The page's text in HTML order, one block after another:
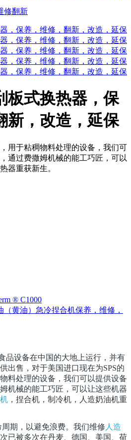
修翻新
板式换热器，保
新，改造，延保
用于粘稠物料处理的设备，我们可
通过费撒姆机械的能工巧匠，可以
器重获新生。
® C1000
黄油）急冷捏合机保养，维修，
品设备在中国的大地上运行，并有
出售，对于美国进口现在为SPS的
料处理的设备，我们可以提供设备
机械的能工巧匠，可以让这些机器
，捏合机，制冷机，人造奶油机重
期，以避免浪费。我们维修 人造
已被多次在丹麦、德国、美国、荷